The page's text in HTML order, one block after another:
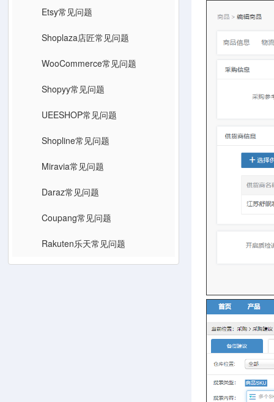
Etsy常见问题
Shoplaza店匠常见问题
WooCommerce常见问题
Shopyy常见问题
UEESHOP常见问题
Shopline常见问题
Miravia常见问题
Daraz常见问题
Coupang常见问题
Rakuten乐天常见问题